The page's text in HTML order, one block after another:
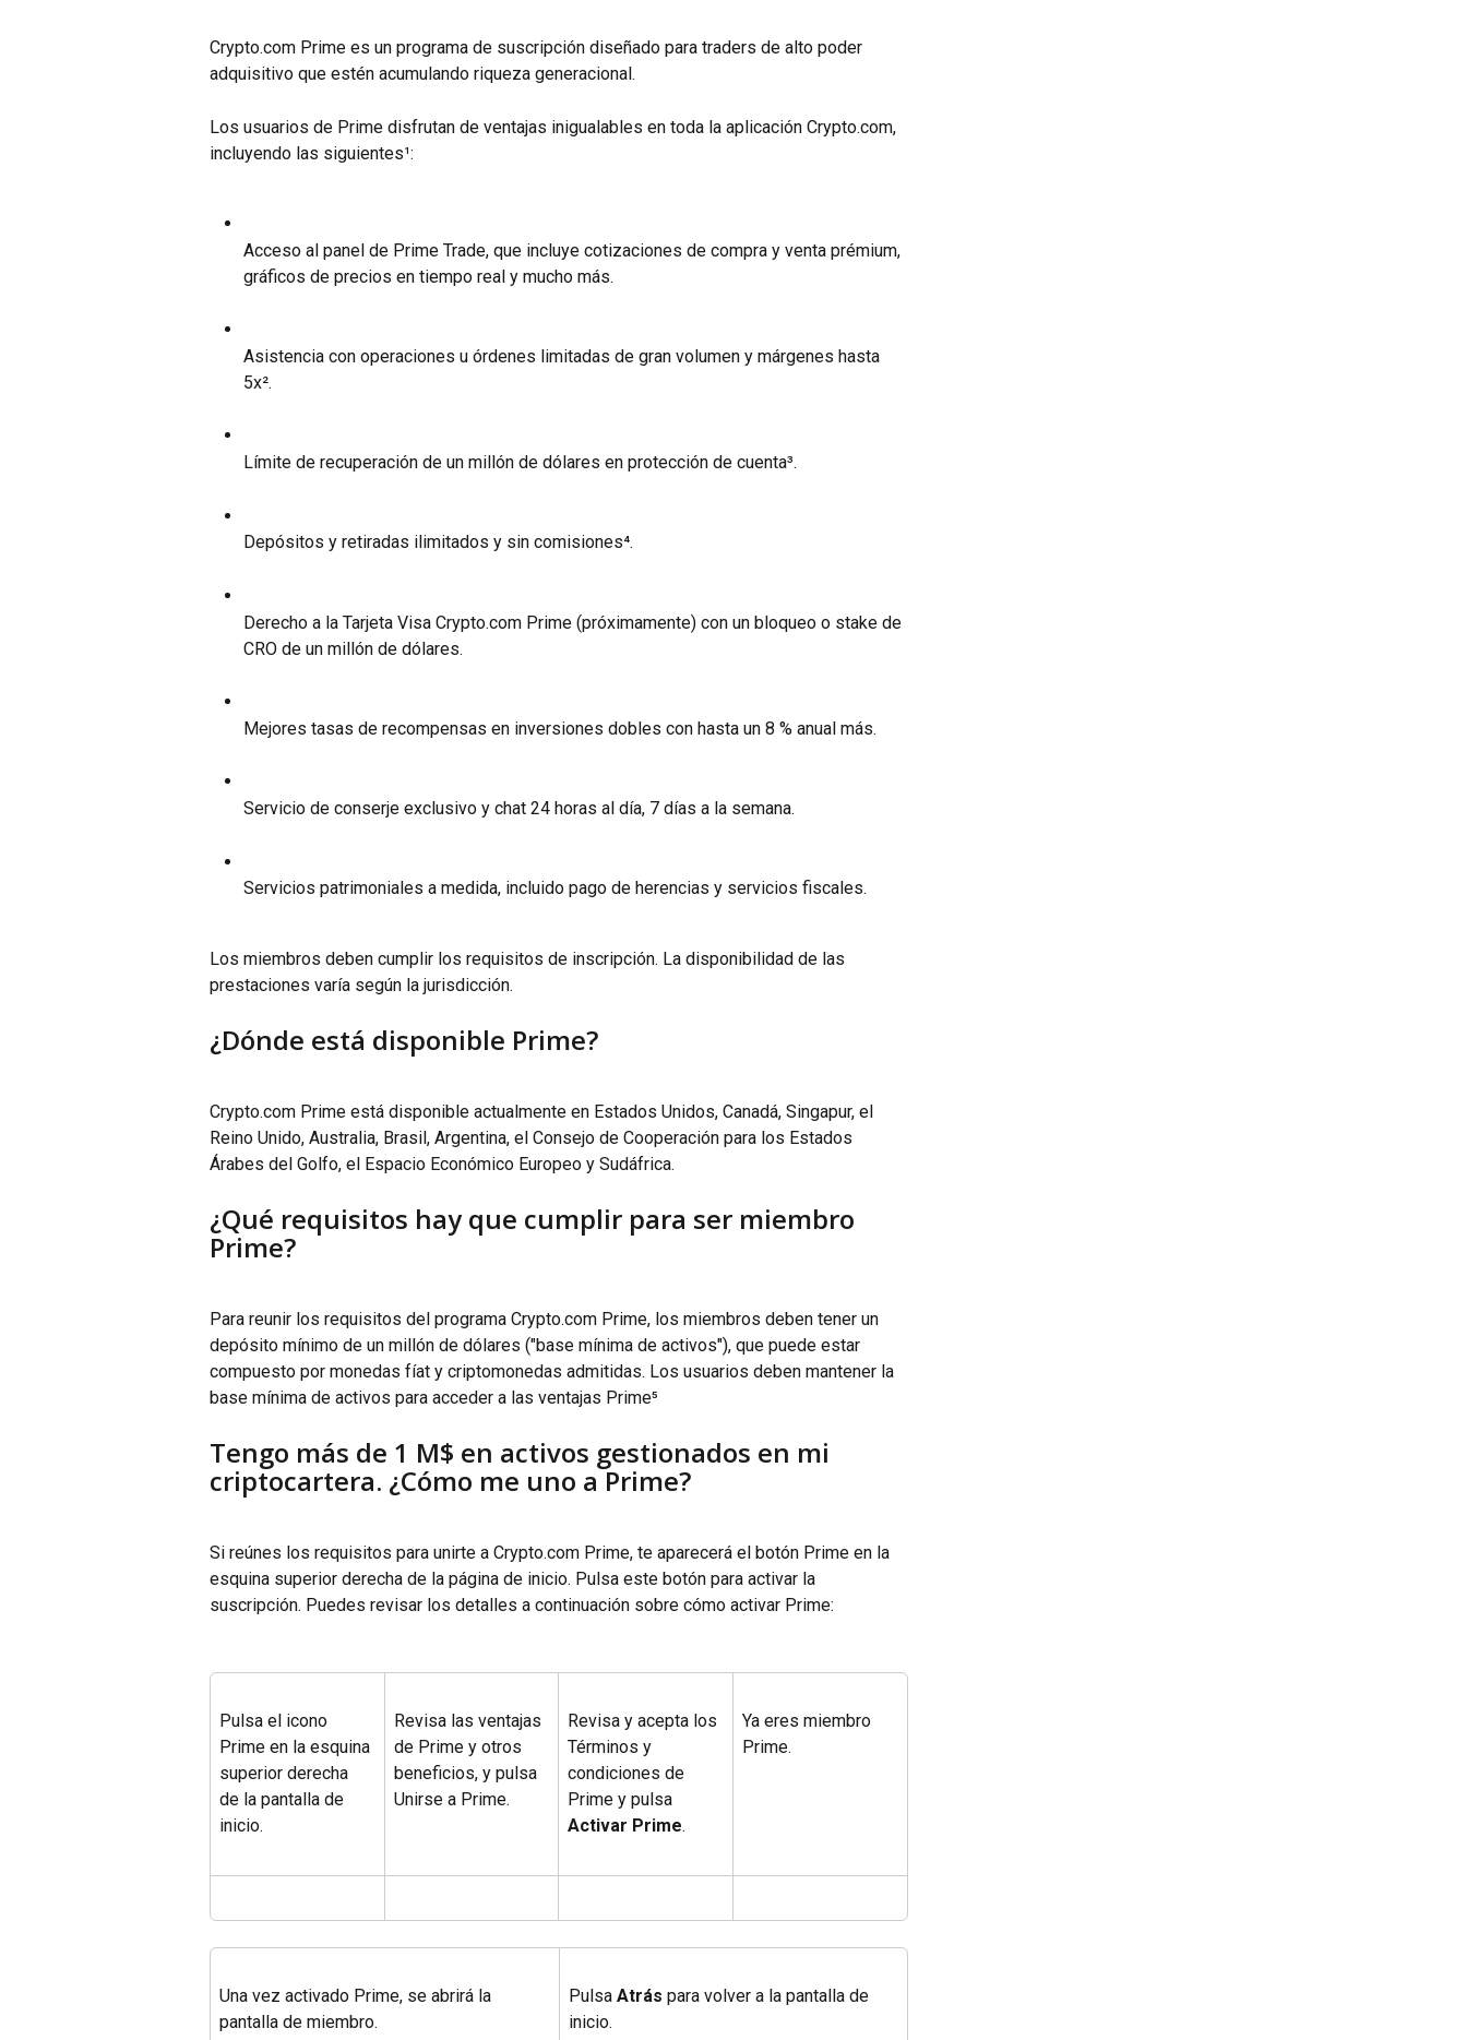
Crypto.com Prime es un programa de suscripción diseñado para traders de alto poder
adquisitivo que estén acumulando riqueza generacional.
Los usuarios de Prime disfrutan de ventajas inigualables en toda la aplicación Crypto.com,
incluyendo las siguientes¹:
Acceso al panel de Prime Trade, que incluye cotizaciones de compra y venta prémium,
gráficos de precios en tiempo real y mucho más.
Asistencia con operaciones u órdenes limitadas de gran volumen y márgenes hasta
5x².
Límite de recuperación de un millón de dólares en protección de cuenta³.
Depósitos y retiradas ilimitados y sin comisiones⁴.
Derecho a la Tarjeta Visa Crypto.com Prime (próximamente) con un bloqueo o stake de
CRO de un millón de dólares.
Mejores tasas de recompensas en inversiones dobles con hasta un 8 % anual más.
Servicio de conserje exclusivo y chat 24 horas al día, 7 días a la semana.
Servicios patrimoniales a medida, incluido pago de herencias y servicios fiscales.
Los miembros deben cumplir los requisitos de inscripción. La disponibilidad de las
prestaciones varía según la jurisdicción.
¿Dónde está disponible Prime?
Crypto.com Prime está disponible actualmente en Estados Unidos, Canadá, Singapur, el
Reino Unido, Australia, Brasil, Argentina, el Consejo de Cooperación para los Estados
Árabes del Golfo, el Espacio Económico Europeo y Sudáfrica.
¿Qué requisitos hay que cumplir para ser miembro
Prime?
Para reunir los requisitos del programa Crypto.com Prime, los miembros deben tener un
depósito mínimo de un millón de dólares ("base mínima de activos"), que puede estar
compuesto por monedas fíat y criptomonedas admitidas. Los usuarios deben mantener la
base mínima de activos para acceder a las ventajas Prime⁵
Tengo más de 1 M$ en activos gestionados en mi
criptocartera. ¿Cómo me uno a Prime?
Si reúnes los requisitos para unirte a Crypto.com Prime, te aparecerá el botón Prime en la
esquina superior derecha de la página de inicio. Pulsa este botón para activar la
suscripción. Puedes revisar los detalles a continuación sobre cómo activar Prime:
Pulsa el icono
Prime en la esquina
superior derecha
de la pantalla de
inicio.
Revisa las ventajas
de Prime y otros
beneficios, y pulsa
Unirse a Prime.
Revisa y acepta los
Términos y
condiciones de
Prime y pulsa
Activar Prime.
Ya eres miembro
Prime.
Una vez activado Prime, se abrirá la
pantalla de miembro.
Pulsa Atrás para volver a la pantalla de
inicio.